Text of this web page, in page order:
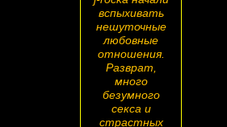
вспыхивать
нешуточные
любовные
отношения.
Разврат,
много
безумного
секса и
страстных